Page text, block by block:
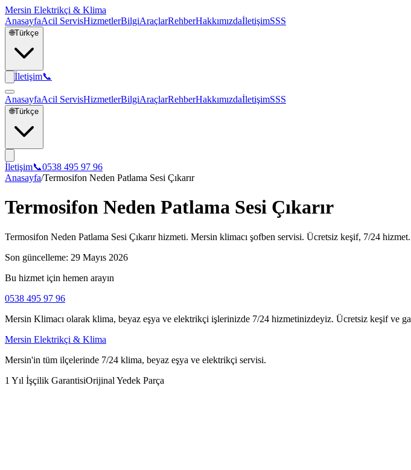
Mersin Elektrikçi & Klima
AnasayfaAcil ServisHizmetlerBilgiAraçlarRehberHakkımızdaİletişimSSS
🌐Türkçe
İletişim📞
AnasayfaAcil ServisHizmetlerBilgiAraçlarRehberHakkımızdaİletişimSSS
🌐Türkçe
İletişim📞0538 495 97 96
Anasayfa/Termosifon Neden Patlama Sesi Çıkarır
Termosifon Neden Patlama Sesi Çıkarır
Termosifon Neden Patlama Sesi Çıkarır hizmeti. Mersin klimacı şofben servisi. Ücretsiz keşif, 7/24
Son güncelleme: 29 Mayıs 2026
Bu hizmet için hemen arayın
0538 495 97 96
Mersin Klimacı olarak klima, beyaz eşya ve elektrikçi işlerinizde 7/24 hizmetinizdeyiz. Ücretsiz keşif ve
Mersin Elektrikçi & Klima
Mersin'in tüm ilçelerinde 7/24 klima, beyaz eşya ve elektrikçi servisi.
1 Yıl İşçilik GarantisiOrijinal Yedek Parça